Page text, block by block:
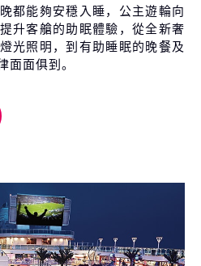
都能夠安穩入睡，公主遊輪向
升客艙的助眠體驗，從全新奢
光照明，到有助睡眠的晚餐及
面面俱到。